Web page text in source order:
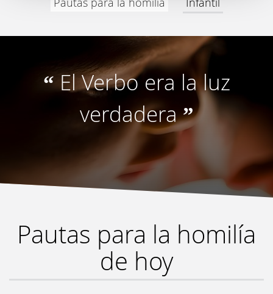
“El Verbo era la luz
verdadera”
Pautas para la homilía
de hoy